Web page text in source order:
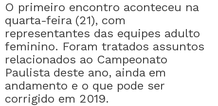
O primeiro encontro aconteceu na
quarta-feira (21), com
representantes das equipes adulto
feminino. Foram tratados assuntos
relacionados ao Campeonato
Paulista deste ano, ainda em
andamento e o que pode ser
corrigido em 2019.